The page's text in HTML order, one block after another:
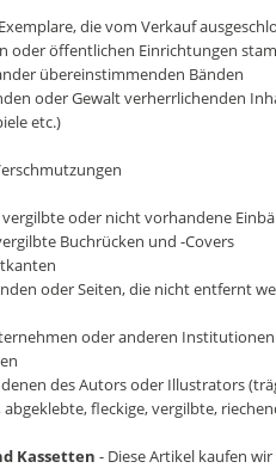
die vom Verkauf
oder öffentlichen Einrichtungen
übereinstimmenden Bänden
oder Gewalt verherrlichenden
etc.)
oder nicht vorhandene
Buchrücken und -Covers
oder Seiten, die nicht entfernt
oder anderen
des Autors oder Illustrators
fleckige, vergilbte,
Kassetten - Diese Artikel kaufen wir